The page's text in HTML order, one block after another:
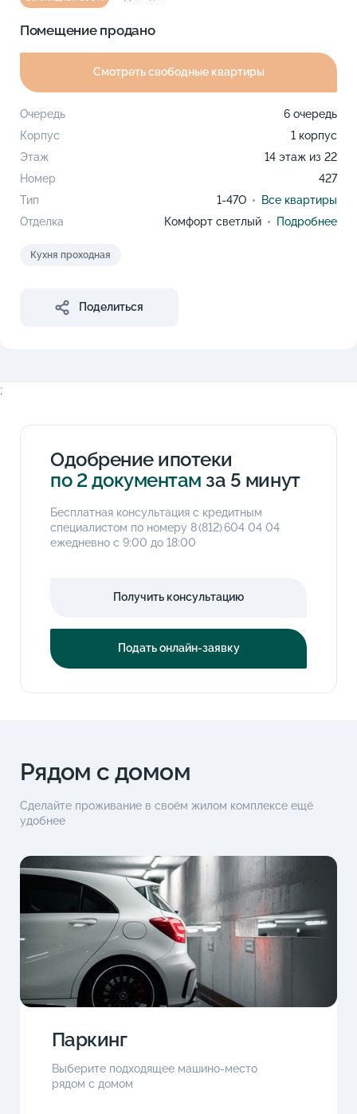
Помещение продано
Смотреть свободные квартиры
Очередь
6 очередь
Корпус
1 корпус
Этаж
14 этаж из 22
Номер
427
Тип
1-47O
Все квартиры
Отделка
Комфорт светлый Подробнее
Кухня проходная
Поделиться
;
Одобрение ипотеки
по 2 документам за 5 минут
Бесплатная консультация с кредитным
специалистом по номеру8 (812) 604 04 04
ежедневно с 9:00 до 18:00
Получить консультацию
Подать онлайн-заявку
Рядом с домом
Сделайте проживание в своём жилом комплексе ещё
удобнее
Паркинг
Выберите подходящее машино-место
рядом с домом